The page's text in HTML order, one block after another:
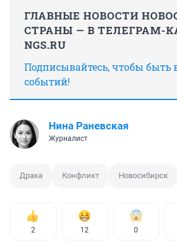
ГЛАВНЫЕ НОВОСТИ
СТРАНЫ — В ТЕЛЕГРАМ-
NGS.RU
Подписывайтесь, чтобы быть
событий!
Нина Раневская
Журналист
Драка Конфликт Новосибирск
2 12 0